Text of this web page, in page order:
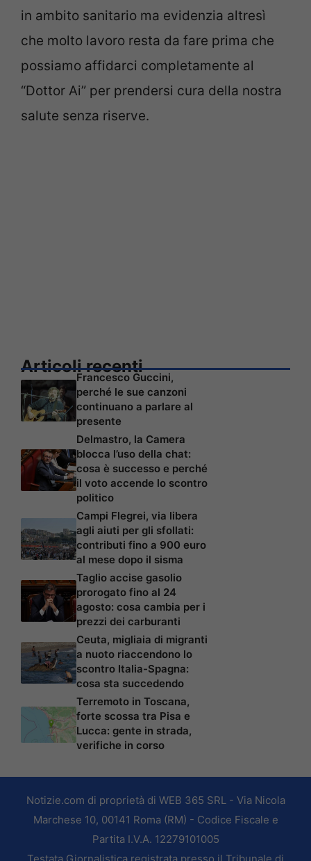
in ambito sanitario ma evidenzia altresì
che molto lavoro resta da fare prima che
possiamo affidarci completamente al
“Dottor Ai” per prendersi cura della nostra
salute senza riserve.
Articoli recenti
Francesco Guccini,
perché le sue canzoni
continuano a parlare al
presente
Delmastro, la Camera
blocca l’uso della chat:
cosa è successo e perché
il voto accende lo scontro
politico
Campi Flegrei, via libera
agli aiuti per gli sfollati:
contributi fino a 900 euro
al mese dopo il sisma
Taglio accise gasolio
prorogato fino al 24
agosto: cosa cambia per i
prezzi dei carburanti
Ceuta, migliaia di migranti
a nuoto riaccendono lo
scontro Italia-Spagna:
cosa sta succedendo
Terremoto in Toscana,
forte scossa tra Pisa e
Lucca: gente in strada,
verifiche in corso
Notizie.com di proprietà di WEB 365 SRL - Via Nicola
Marchese 10, 00141 Roma (RM) - Codice Fiscale e
Partita I.V.A. 12279101005